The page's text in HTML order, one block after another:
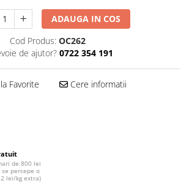
ADAUGA IN COS
Cod Produs: OC262
de ajutor? 0722 354 191
Favorite Cere informatii
de 800 lei
percepe o
lei/kg extra)